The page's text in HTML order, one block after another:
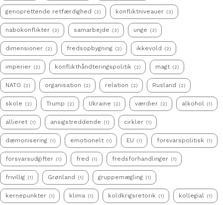
genoprettende retfærdighed (3) konfliktniveauer (3)
nabokonflikter (3) samarbejde (3) unge (3)
dimensioner (2) fredsopbygning (2) ikkevold (2)
imperier (2) konflikthåndteringspolitik (2) magt (2)
NATO (2) organisation (2) relation (2) Rusland (2)
skole (2) Trump (2) Ukraine (2) værdier (2) alkohol (1)
allieret (1) ansigstreddende (1) cirkler (1)
dæmonisering (1) emotionelt (1) EU (1) forsvarspolitisk (1)
forsvarsudgifter (1) fred (1) fredsforhandlinger (1)
frivillig (1) Grønland (1) gruppemægling (1)
kernepunkter (1) klima (1) koldkrigsretorik (1) kollegial (1)